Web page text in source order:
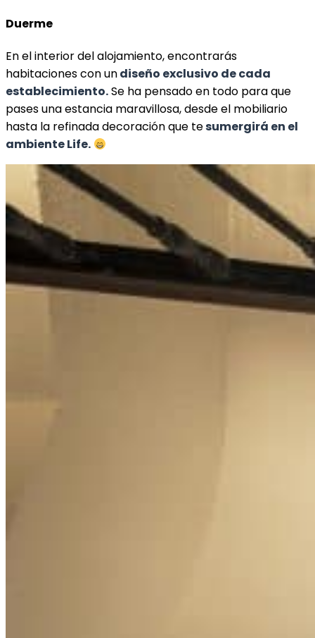
Duerme
En el interior del alojamiento, encontrarás
habitaciones con undiseño exclusivo de cada
establecimiento.Se ha pensado en todo para que
pases una estancia maravillosa, desde el mobiliario
hasta la refinada decoración que tesumergirá en el
ambiente Life.